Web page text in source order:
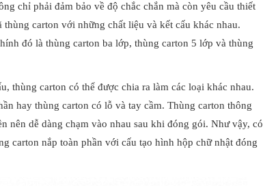
chỉ phải đảm bảo về độ chắc chắn mà còn yêu cầu thiết
carton với những chất liệu và kết cấu khác nhau.
đó là thùng carton ba lớp, thùng carton 5 lớp và thùng
thùng carton có thể được chia ra làm các loại khác nhau.
hay thùng carton có lỗ và tay cầm. Thùng carton thông
nên dễ dàng chạm vào nhau sau khi đóng gói. Như vậy, có
carton nắp toàn phần với cấu tạo hình hộp chữ nhật đóng